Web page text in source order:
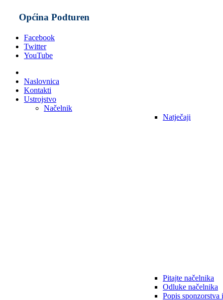
Općina Podturen
Facebook
Twitter
YouTube
Naslovnica
Kontakti
Ustrojstvo
Načelnik
Natječaji
Pitajte načelnika
Odluke načelnika
Popis sponzorstva